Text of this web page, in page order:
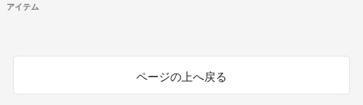
アイテム
ページの上へ戻る